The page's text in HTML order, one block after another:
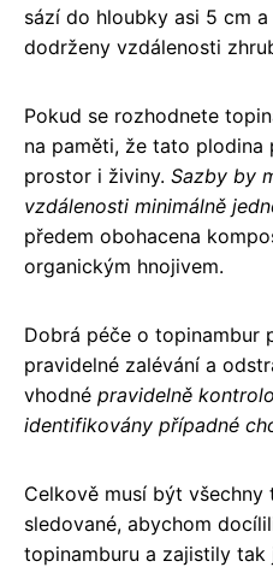
sází do hloubky asi 5 cm
dodrženy vzdálenosti
Pokud se rozhodnete
na paměti, že tato
prostor i živiny. Sazby by
vzdálenosti minimálně
předem obohacena
organickým hnojivem.
Dobrá péče o topinambur
pravidelné zalévání a
vhodné pravidelně
identifikovány případné
Celkově musí být
sledované, abychom
topinamburu a zajistily